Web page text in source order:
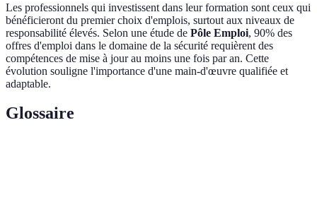
Les professionnels qui investissent dans leur formation sont ceux qui
bénéficieront du premier choix d'emplois, surtout aux niveaux de
responsabilité élevés. Selon une étude de Pôle Emploi, 90% des
offres d'emploi dans le domaine de la sécurité requièrent des
compétences de mise à jour au moins une fois par an. Cette
évolution souligne l'importance d'une main-d'œuvre qualifiée et
adaptable.
Glossaire